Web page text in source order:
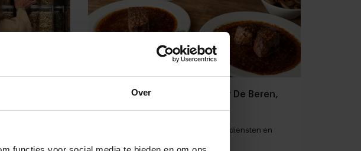
Over
de
om beleving,
Food500: omzetdaling voor De Beren,
La Cubanita en RCE
Stijging voor online boodschappendiensten en